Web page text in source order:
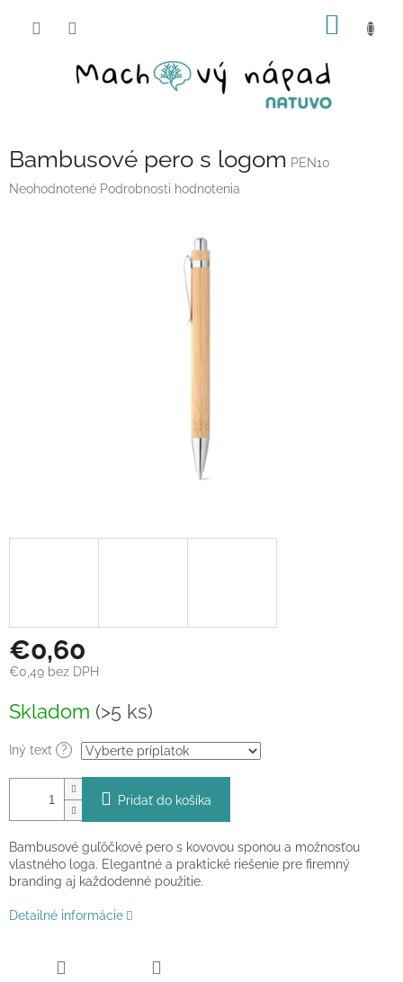
Bambusové pero s logom PEN10
Priemerné
Neohodnotené Podrobnosti hodnotenia
€0,60
€0,49 bez DPH
cena:
Skladom (>5 ks)
Iný text ?
Pridať do košíka
Bambusové guľôčkové pero s kovovou sponou a možnosťou
vlastného loga. Elegantné a praktické riešenie pre firemný
branding aj každodenné použitie.
Detailné informácie